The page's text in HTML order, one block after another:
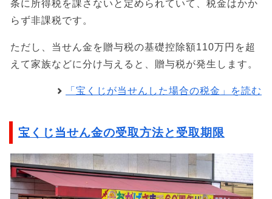
条に所得税を課さないと定められていて、税金はかか
らず非課税です。
ただし、当せん金を贈与税の基礎控除額110万円を超
えて家族などに分け与えると、贈与税が発生します。
「宝くじが当せんした場合の税金」を読む
宝くじ当せん金の受取方法と受取期限